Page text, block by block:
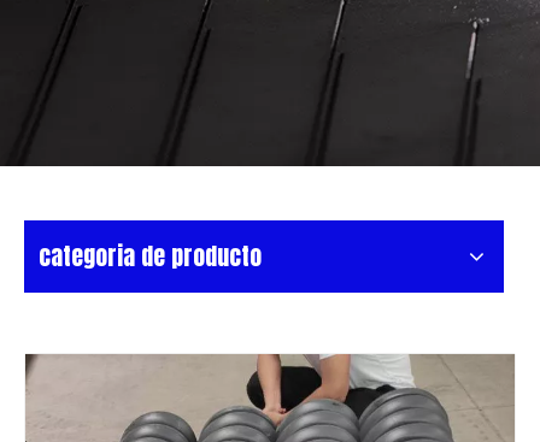
categoria de producto